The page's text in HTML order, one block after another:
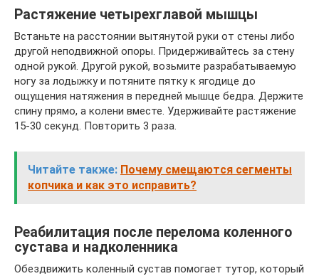
Растяжение четырехглавой мышцы
Встаньте на расстоянии вытянутой руки от стены либо
другой неподвижной опоры. Придерживайтесь за стену
одной рукой. Другой рукой, возьмите разрабатываемую
ногу за лодыжку и потяните пятку к ягодице до
ощущения натяжения в передней мышце бедра. Держите
спину прямо, а колени вместе. Удерживайте растяжение
15-30 секунд. Повторить 3 раза.
Читайте также: Почему смещаются сегменты
копчика и как это исправить?
Реабилитация после перелома коленного
сустава и надколенника
Обездвижить коленный сустав помогает тутор, который